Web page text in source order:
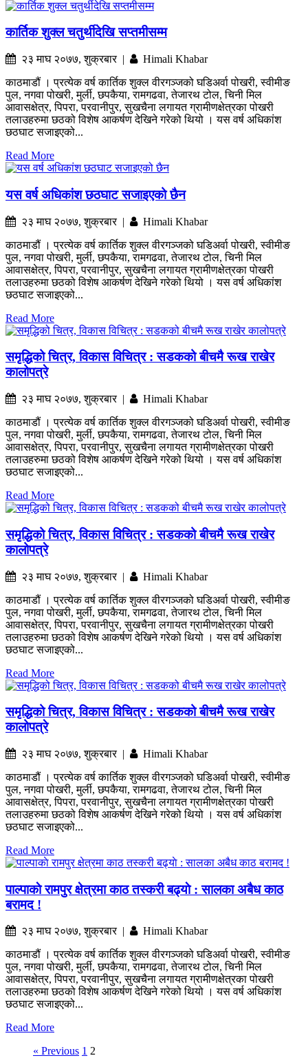
कार्तिक शुक्ल चतुर्थीदेखि सप्तमीसम्म
२३ माघ २०७७, शुक्रबार |
Himali Khabar
काठमाडौं । प्रत्येक वर्ष कार्तिक शुक्ल वीरगञ्जको घडिअर्वा पोखरी, स्वीमीङ
पुल, नगवा पोखरी, मुर्ली, छपकैया, रामगढवा, तेजारथ टोल, चिनी मिल
आवासक्षेत्र, पिपरा, परवानीपुर, सुखचैना लगायत ग्रामीणक्षेत्रका पोखरी
तलाउहरुमा छठको विशेष आकर्षण देखिने गरेको थियो । यस वर्ष अधिकांश
छठघाट सजाइएको...
Read More
यस वर्ष अधिकांश छठघाट सजाइएको छैन
२३ माघ २०७७, शुक्रबार |
Himali Khabar
काठमाडौं । प्रत्येक वर्ष कार्तिक शुक्ल वीरगञ्जको घडिअर्वा पोखरी, स्वीमीङ
पुल, नगवा पोखरी, मुर्ली, छपकैया, रामगढवा, तेजारथ टोल, चिनी मिल
आवासक्षेत्र, पिपरा, परवानीपुर, सुखचैना लगायत ग्रामीणक्षेत्रका पोखरी
तलाउहरुमा छठको विशेष आकर्षण देखिने गरेको थियो । यस वर्ष अधिकांश
छठघाट सजाइएको...
Read More
समृद्धिको चित्र, विकास विचित्र : सडकको बीचमै रूख राखेर
कालोपत्रे
२३ माघ २०७७, शुक्रबार |
Himali Khabar
काठमाडौं । प्रत्येक वर्ष कार्तिक शुक्ल वीरगञ्जको घडिअर्वा पोखरी, स्वीमीङ
पुल, नगवा पोखरी, मुर्ली, छपकैया, रामगढवा, तेजारथ टोल, चिनी मिल
आवासक्षेत्र, पिपरा, परवानीपुर, सुखचैना लगायत ग्रामीणक्षेत्रका पोखरी
तलाउहरुमा छठको विशेष आकर्षण देखिने गरेको थियो । यस वर्ष अधिकांश
छठघाट सजाइएको...
Read More
समृद्धिको चित्र, विकास विचित्र : सडकको बीचमै रूख राखेर
कालोपत्रे
२३ माघ २०७७, शुक्रबार |
Himali Khabar
काठमाडौं । प्रत्येक वर्ष कार्तिक शुक्ल वीरगञ्जको घडिअर्वा पोखरी, स्वीमीङ
पुल, नगवा पोखरी, मुर्ली, छपकैया, रामगढवा, तेजारथ टोल, चिनी मिल
आवासक्षेत्र, पिपरा, परवानीपुर, सुखचैना लगायत ग्रामीणक्षेत्रका पोखरी
तलाउहरुमा छठको विशेष आकर्षण देखिने गरेको थियो । यस वर्ष अधिकांश
छठघाट सजाइएको...
Read More
समृद्धिको चित्र, विकास विचित्र : सडकको बीचमै रूख राखेर
कालोपत्रे
२३ माघ २०७७, शुक्रबार |
Himali Khabar
काठमाडौं । प्रत्येक वर्ष कार्तिक शुक्ल वीरगञ्जको घडिअर्वा पोखरी, स्वीमीङ
पुल, नगवा पोखरी, मुर्ली, छपकैया, रामगढवा, तेजारथ टोल, चिनी मिल
आवासक्षेत्र, पिपरा, परवानीपुर, सुखचैना लगायत ग्रामीणक्षेत्रका पोखरी
तलाउहरुमा छठको विशेष आकर्षण देखिने गरेको थियो । यस वर्ष अधिकांश
छठघाट सजाइएको...
Read More
पाल्पाकाे रामपुर क्षेत्रमा काठ तस्करी बढ्याे : सालका अबैध काठ
बरामद !
२३ माघ २०७७, शुक्रबार |
Himali Khabar
काठमाडौं । प्रत्येक वर्ष कार्तिक शुक्ल वीरगञ्जको घडिअर्वा पोखरी, स्वीमीङ
पुल, नगवा पोखरी, मुर्ली, छपकैया, रामगढवा, तेजारथ टोल, चिनी मिल
आवासक्षेत्र, पिपरा, परवानीपुर, सुखचैना लगायत ग्रामीणक्षेत्रका पोखरी
तलाउहरुमा छठको विशेष आकर्षण देखिने गरेको थियो । यस वर्ष अधिकांश
छठघाट सजाइएको...
Read More
« Previous 1 2